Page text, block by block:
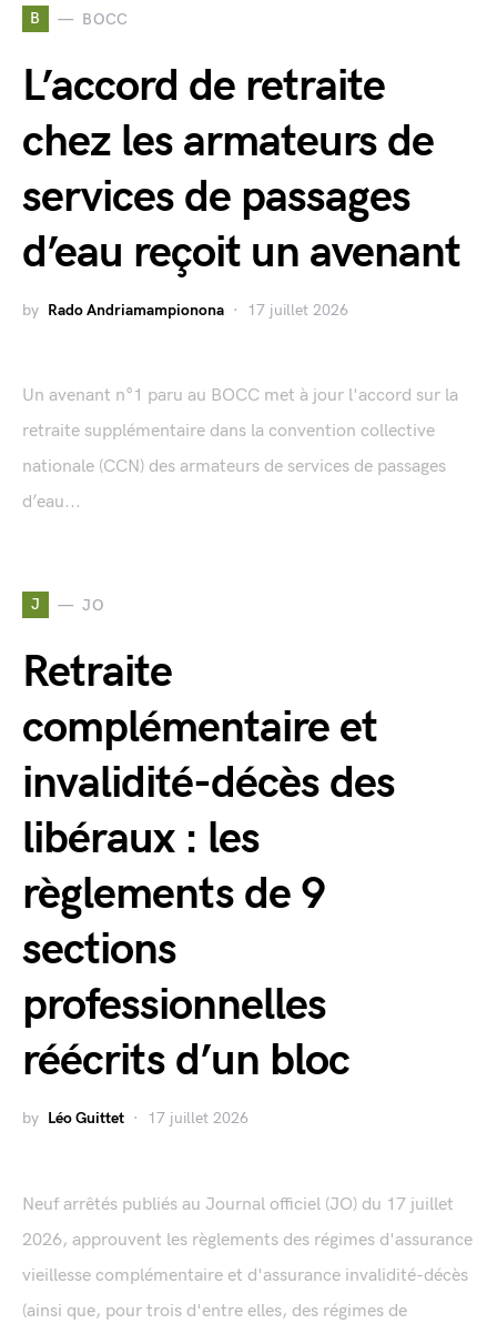
B BOCC
L’accord de retraite
chez les armateurs de
services de passages
d’eau reçoit un avenant
by Rado Andriamampionona 17 juillet 2026
Un avenant n°1 paru au BOCC met à jour l'accord sur la
retraite supplémentaire dans la convention collective
nationale (CCN) des armateurs de services de passages
d’eau...
J JO
Retraite
complémentaire et
invalidité-décès des
libéraux : les
règlements de 9
sections
professionnelles
réécrits d’un bloc
by Léo Guittet 17 juillet 2026
Neuf arrêtés publiés au Journal officiel (JO) du 17 juillet
2026, approuvent les règlements des régimes d'assurance
vieillesse complémentaire et d'assurance invalidité-décès
(ainsi que, pour trois d'entre elles, des régimes de